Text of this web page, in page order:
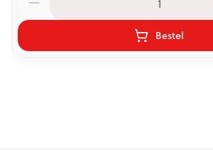
Bestel